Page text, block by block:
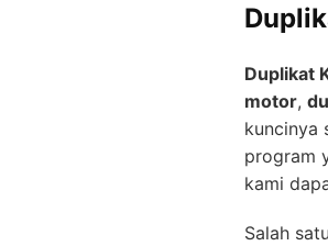
Duplikat
motor,
kuncinya
program
kami
Salah